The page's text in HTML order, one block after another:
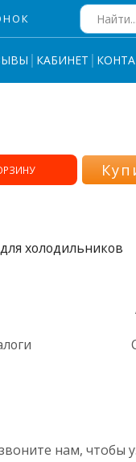
КАБИНЕТ
холодильников
нам, чтобы